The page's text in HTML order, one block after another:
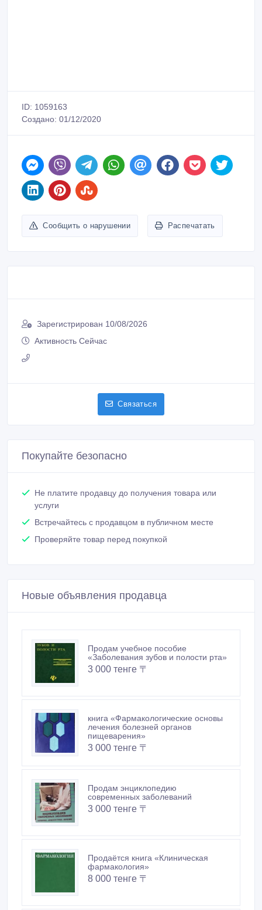
ID: 1059163
Создано: 01/12/2020
Сообщить о нарушении Распечатать
Зарегистрирован 10/08/2026
Активность Сейчас
Связаться
Покупайте безопасно
Не платите продавцу до получения товара или
услуги
Встречайтесь с продавцом в публичном месте
Проверяйте товар перед покупкой
Новые объявления продавца
Продам учебное пособие
«Заболевания зубов и полости рта»
3 000 тенге 〒
книга «Фармакологические основы
лечения болезней органов
пищеварения»
3 000 тенге 〒
Продам энциклопедию
современных заболеваний
3 000 тенге 〒
Продаётся книга «Клиническая
фармакология»
8 000 тенге 〒